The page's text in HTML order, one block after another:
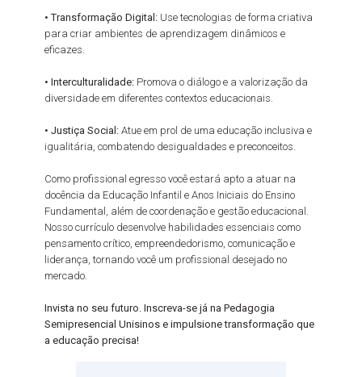
• Transformação Digital: Use tecnologias de forma criativa
para criar ambientes de aprendizagem dinâmicos e
eficazes.
• Interculturalidade: Promova o diálogo e a valorização da
diversidade em diferentes contextos educacionais.
• Justiça Social: Atue em prol de uma educação inclusiva e
igualitária, combatendo desigualdades e preconceitos.
Como profissional egresso você estará apto a atuar na
docência da Educação Infantil e Anos Iniciais do Ensino
Fundamental, além de coordenação e gestão educacional.
Nosso currículo desenvolve habilidades essenciais como
pensamento crítico, empreendedorismo, comunicação e
liderança, tornando você um profissional desejado no
mercado.
Invista no seu futuro. Inscreva-se já na Pedagogia
Semipresencial Unisinos e impulsione transformação que
a educação precisa!